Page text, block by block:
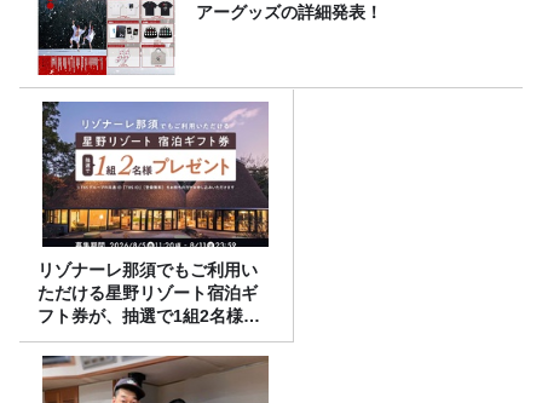
アーグッズの詳細発表！
リゾナーレ那須でもご利用い
ただける星野リゾート宿泊ギ
フト券が、抽選で1組2名様に
プレゼント！